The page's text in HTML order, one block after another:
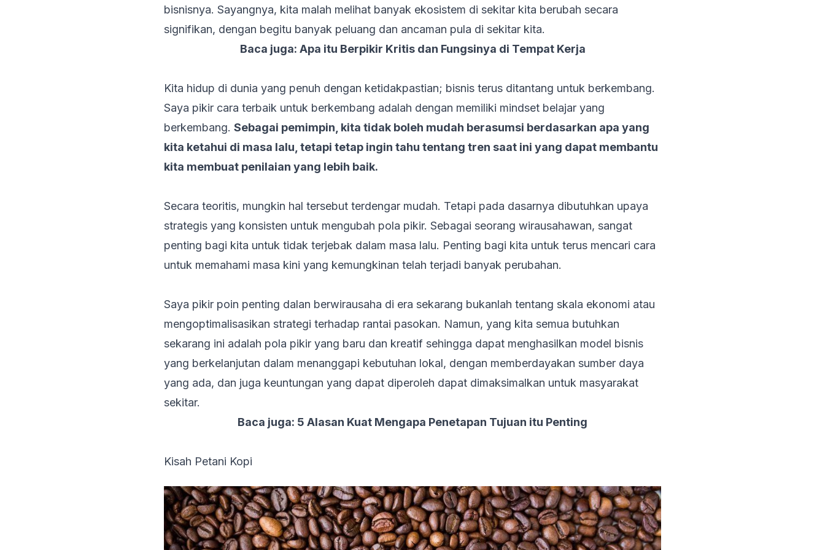
bisnisnya. Sayangnya, kita malah melihat banyak ekosistem di sekitar kita berubah secara
signifikan, dengan begitu banyak peluang dan ancaman pula di sekitar kita.
Baca juga: Apa itu Berpikir Kritis dan Fungsinya di Tempat Kerja
Kita hidup di dunia yang penuh dengan ketidakpastian; bisnis terus ditantang untuk berkembang.
Saya pikir cara terbaik untuk berkembang adalah dengan memiliki mindset belajar yang
berkembang. Sebagai pemimpin, kita tidak boleh mudah berasumsi berdasarkan apa yang
kita ketahui di masa lalu, tetapi tetap ingin tahu tentang tren saat ini yang dapat membantu
kita membuat penilaian yang lebih baik.
Secara teoritis, mungkin hal tersebut terdengar mudah. Tetapi pada dasarnya dibutuhkan upaya
strategis yang konsisten untuk mengubah pola pikir. Sebagai seorang wirausahawan, sangat
penting bagi kita untuk tidak terjebak dalam masa lalu. Penting bagi kita untuk terus mencari cara
untuk memahami masa kini yang kemungkinan telah terjadi banyak perubahan.
Saya pikir poin penting dalan berwirausaha di era sekarang bukanlah tentang skala ekonomi atau
mengoptimalisasikan strategi terhadap rantai pasokan. Namun, yang kita semua butuhkan
sekarang ini adalah pola pikir yang baru dan kreatif sehingga dapat menghasilkan model bisnis
yang berkelanjutan dalam menanggapi kebutuhan lokal, dengan memberdayakan sumber daya
yang ada, dan juga keuntungan yang dapat diperoleh dapat dimaksimalkan untuk masyarakat
sekitar.
Baca juga: 5 Alasan Kuat Mengapa Penetapan Tujuan itu Penting
Kisah Petani Kopi